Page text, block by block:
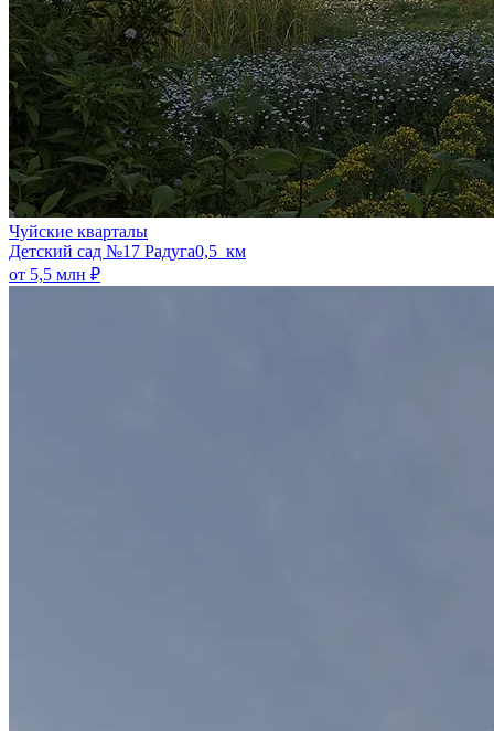
Чуйские кварталы
​Детский сад №17 Радуга0,5 км
от 5,5 млн ₽